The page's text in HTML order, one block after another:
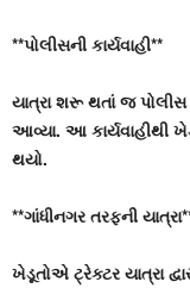
**પોલીસની કાર્યવાહી**
યાત્રા શરૂ થતાં જ
આવ્યા. આ કાર્યવાહીથી
થયો.
**ગાંધીનગર તરફની
ખેડૂતોએ ટ્રેક્ટર યાત્રા